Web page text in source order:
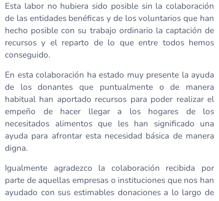
Esta labor no hubiera sido posible sin la colaboración
de las entidades benéficas y de los voluntarios que han
hecho posible con su trabajo ordinario la captación de
recursos y el reparto de lo que entre todos hemos
conseguido.
En esta colaboración ha estado muy presente la ayuda
de los donantes que puntualmente o de manera
habitual han aportado recursos para poder realizar el
empeño de hacer llegar a los hogares de los
necesitados alimentos que les han significado una
ayuda para afrontar esta necesidad básica de manera
digna.
Igualmente agradezco la colaboración recibida por
parte de aquellas empresas o instituciones que nos han
ayudado con sus estimables donaciones a lo largo de